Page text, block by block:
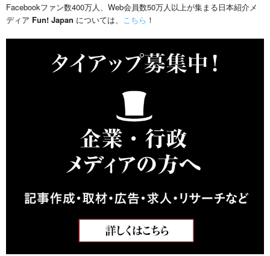
Facebookファン数400万人、Web会員数50万人以上が集まる日本紹介メ
ディア Fun! Japan については、 こちら ！